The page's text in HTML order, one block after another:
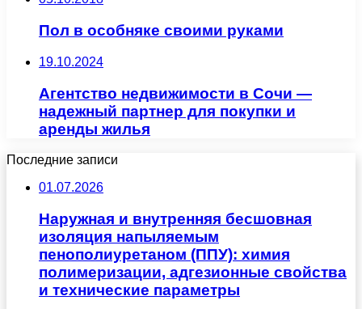
Пол в особняке своими руками
19.10.2024
Агентство недвижимости в Сочи —
надежный партнер для покупки и
аренды жилья
Последние записи
01.07.2026
Наружная и внутренняя бесшовная
изоляция напыляемым
пенополиуретаном (ППУ): химия
полимеризации, адгезионные свойства
и технические параметры